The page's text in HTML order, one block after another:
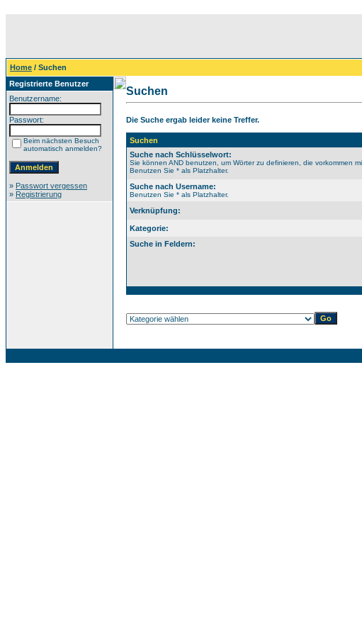
Home / Suchen
Registrierte Benutzer
Benutzername:
Passwort:
Beim nächsten Besuch
automatisch anmelden?
» Passwort vergessen
» Registrierung
Suchen
Die Suche ergab leider keine Treffer.
Suchen
Suche nach Schlüsselwort:
Sie können AND benutzen, um Wörter zu definieren, die vorkommen
Benutzen Sie * als Platzhalter.
Suche nach Username:
Benutzen Sie * als Platzhalter.
Verknüpfung:
Kategorie:
Suche in Feldern: